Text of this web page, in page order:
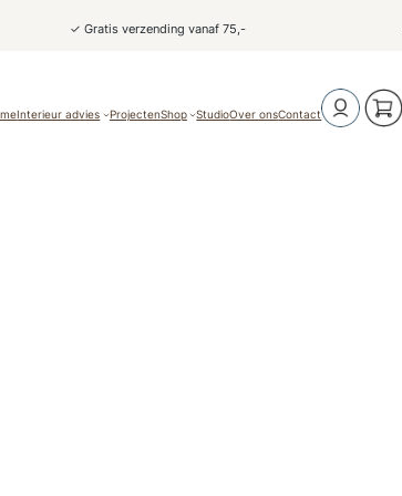
✓ Gratis verzending vanaf 75,-
Interieur advies ProjectenShop StudioOver onsContact